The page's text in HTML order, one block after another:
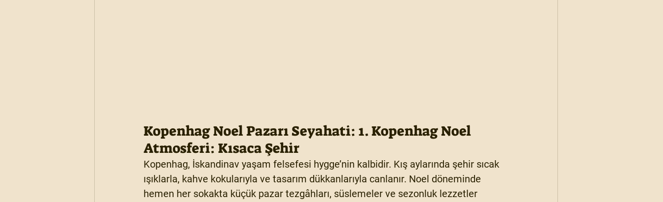
Kopenhag Noel Pazarı Seyahati: 1. Kopenhag Noel
Atmosferi: Kısaca Şehir
Kopenhag, İskandinav yaşam felsefesi hygge’nin kalbidir. Kış aylarında şehir sıcak
ışıklarla, kahve kokularıyla ve tasarım dükkanlarıyla canlanır. Noel döneminde
hemen her sokakta küçük pazar tezgâhları, süslemeler ve sezonluk lezzetler